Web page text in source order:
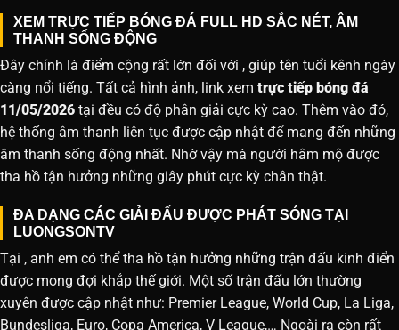
XEM TRỰC TIẾP BÓNG ĐÁ FULL HD SẮC NÉT, ÂM
THANH SỐNG ĐỘNG
Đây chính là điểm cộng rất lớn đối với , giúp tên tuổi kênh ngày
càng nổi tiếng. Tất cả hình ảnh, link xem trực tiếp bóng đá
11/05/2026 tại đều có độ phân giải cực kỳ cao. Thêm vào đó,
hệ thống âm thanh liên tục được cập nhật để mang đến những
âm thanh sống động nhất. Nhờ vậy mà người hâm mộ được
tha hồ tận hưởng những giây phút cực kỳ chân thật.
ĐA DẠNG CÁC GIẢI ĐẤU ĐƯỢC PHÁT SÓNG TẠI
LUONGSONTV
Tại , anh em có thể tha hồ tận hưởng những trận đấu kinh điển
được mong đợi khắp thế giới. Một số trận đấu lớn thường
xuyên được cập nhật như: Premier League, World Cup, La Liga,
Bundesliga, Euro, Copa America, V League,… Ngoài ra còn rất